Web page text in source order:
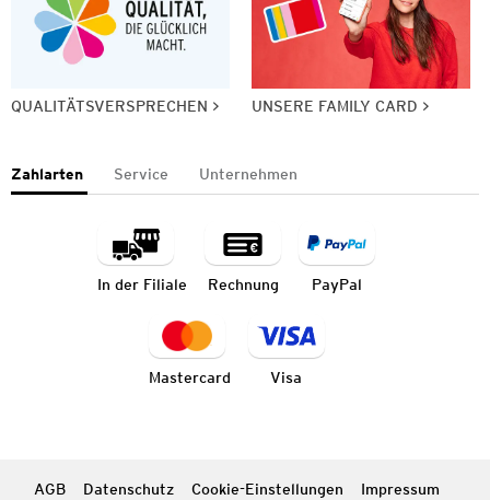
QUALITÄTSVERSPRECHEN UNSERE FAMILY CARD
Zahlarten Service Unternehmen
In der Filiale Rechnung PayPal
Mastercard Visa
AGB Datenschutz Cookie-Einstellungen
Impressum